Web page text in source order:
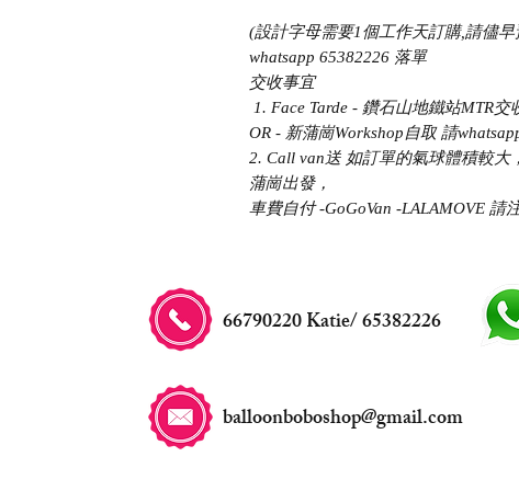
(設計字母需要1個工作天訂購,請儘早
whatsapp 65382226 落單
交收事宜
1. Face Tarde - 鑽石山地鐵站MTR交
OR - 新蒲崗Workshop自取 請
2. Call van送 如訂單的氣球體積較大
蒲崗出發，
車費自付 -GoGoVan -LALAMOVE 請
66790220 Katie/ 65382226
balloonboboshop@gmail.com